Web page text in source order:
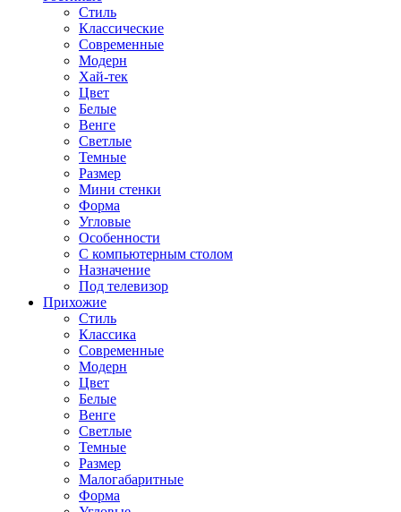
Стиль
Классические
Современные
Модерн
Хай-тек
Цвет
Белые
Венге
Светлые
Темные
Размер
Мини стенки
Форма
Угловые
Особенности
С компьютерным столом
Назначение
Под телевизор
Прихожие
Стиль
Классика
Современные
Модерн
Цвет
Белые
Венге
Светлые
Темные
Размер
Малогабаритные
Форма